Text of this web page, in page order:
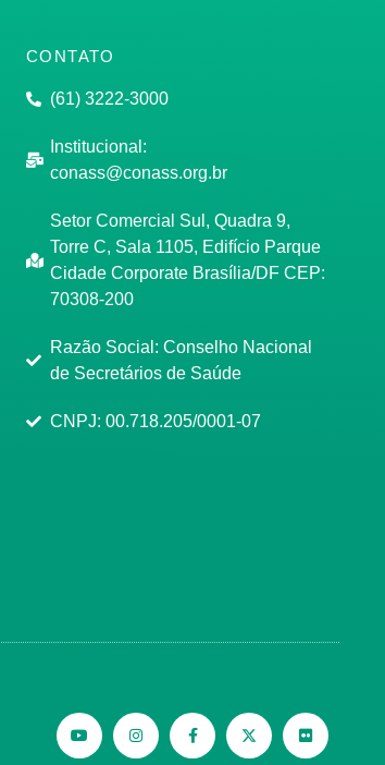
CONTATO
(61) 3222-3000
Institucional:
conass@conass.org.br
Setor Comercial Sul, Quadra 9,
Torre C, Sala 1105, Edifício Parque
Cidade Corporate Brasília/DF CEP:
70308-200
Razão Social: Conselho Nacional
de Secretários de Saúde
CNPJ: 00.718.205/0001-07